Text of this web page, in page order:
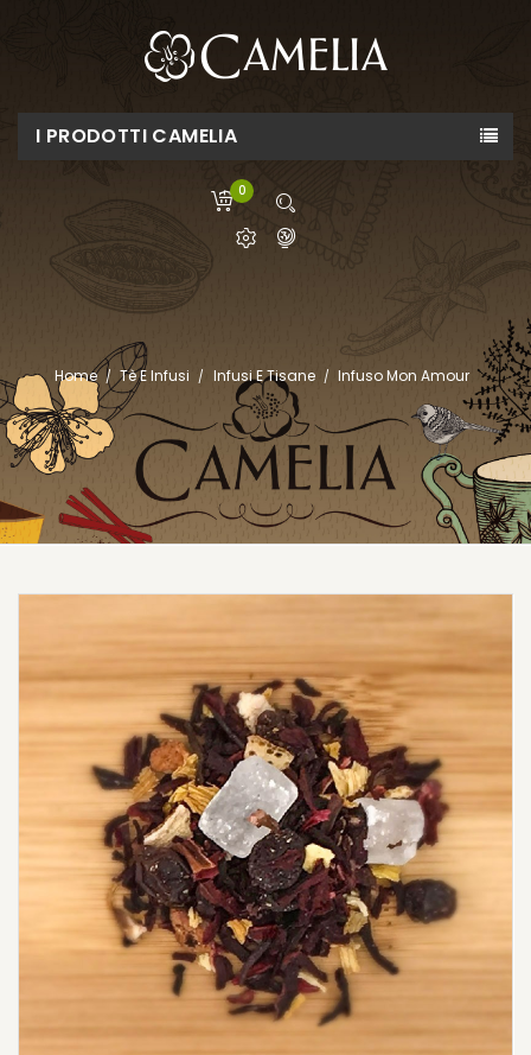
I PRODOTTI CAMELIA
0
Home Tè E Infusi Infusi E Tisane Infuso Mon Amour